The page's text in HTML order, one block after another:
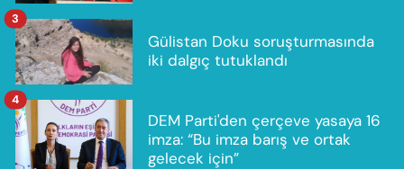
Gülistan Doku soruşturmasında
iki dalgıç tutuklandı
3
DEM Parti'den çerçeve yasaya 16
imza: “Bu imza barış ve ortak
gelecek için”
4